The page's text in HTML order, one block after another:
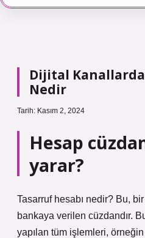
Dijital Kanallarda
Nedir
Tarih: Kasım 2, 2024
Hesap
yarar?
Tasarruf hesabı nedir? Bu, bir
bankaya verilen cüzdandır.
yapılan tüm işlemleri,